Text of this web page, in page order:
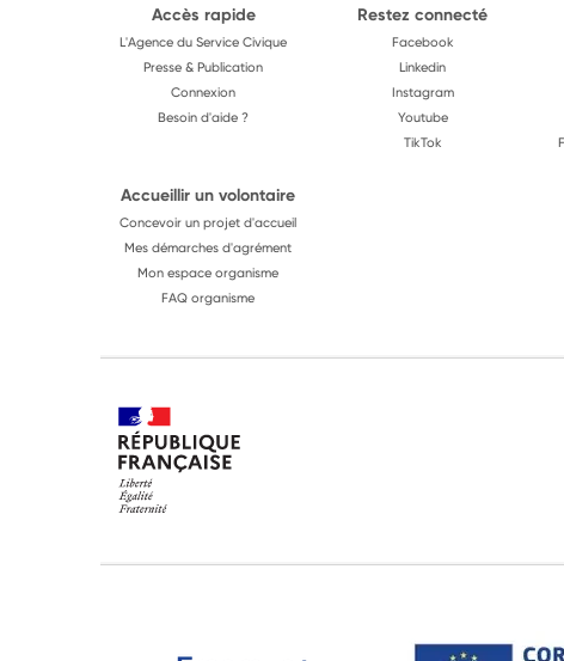
Accès rapide
L'Agence du Service Civique
Presse & Publication
Connexion
Besoin d'aide ?
Restez connecté
Facebook
Linkedin
Instagram
Youtube
TikTok
Accueillir un volontaire
Concevoir un projet d'accueil
Mes démarches d'agrément
Mon espace organisme
FAQ organisme